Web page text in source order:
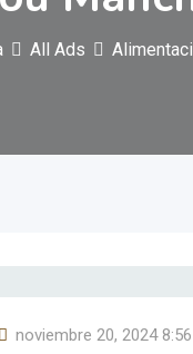
All Ads
noviembre 20, 2024